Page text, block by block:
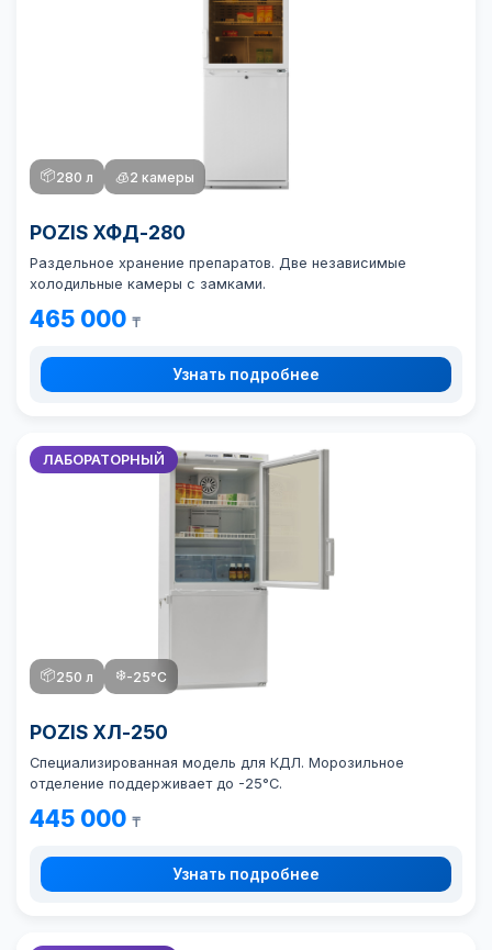
📦280 л 🧊2 камеры
POZIS ХФД-280
Раздельное хранение препаратов. Две независимые
холодильные камеры с замками.
465 000 ₸
Узнать подробнее
ЛАБОРАТОРНЫЙ
📦250 л ❄️-25°C
POZIS ХЛ-250
Специализированная модель для КДЛ. Морозильное
отделение поддерживает до -25°C.
445 000 ₸
Узнать подробнее